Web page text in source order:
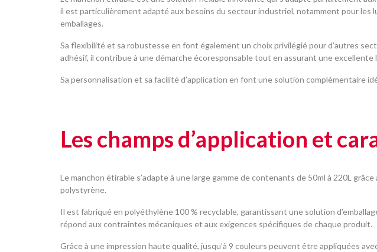
il est particulièrement adapté aux besoins du secteur industriel, notamment pour
emballages.
Sa flexibilité et sa robustesse en font également un choix privilégié pour d’autres
adhésif, il contribue à une démarche écoresponsable tout en assurant une
Sa personnalisation et sa facilité d’application en font une solution complémentaire
Les champs d’application et
Le manchon étirable s’adapte à une large gamme de contenants de 50ml à 220L
polystyrène.
Il est fabriqué en polyéthylène 100 % recyclable, garantissant une solution
répond aux contraintes mécaniques et aux exigences spécifiques de chaque produit.
Grâce à une impression haute qualité, jusqu’à 9 couleurs peuvent être appliquées